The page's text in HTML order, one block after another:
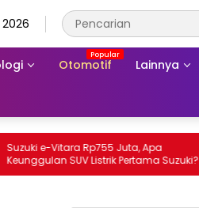
Otomotif Lainnya
Vitara Rp755 Juta, Apa
SUV Listrik Pertama Suzuki?